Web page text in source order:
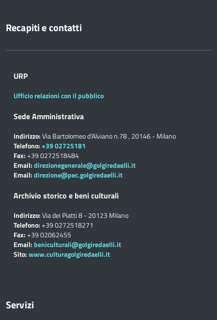
Recapiti e contatti
URP
Ufficio relazioni con il pubblico
Sede Amministrativa
Indirizzo:Via Bartolomeo d'Alviano n.78 , 20146 - Milano
Telefono:+39 02725181
Fax:+39 0272518484
Email:direzionegenerale@golgiredaelli.it
Email:direzione@pec.golgiredaelli.it
Archivio storico e beni culturali
Indirizzo:Via dei Piatti 8 - 20123 Milano
Telefono:+39 0272518271
Fax:+39 02062455
Email: beniculturali@golgiredaelli.it
Sito:www.culturagolgiredaelli.it
Servizi